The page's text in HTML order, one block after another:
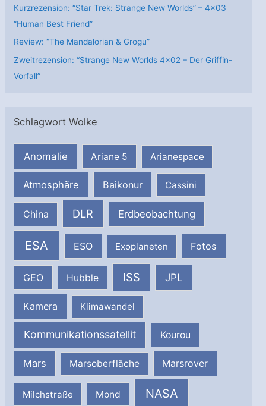
Kurzrezension: “Star Trek: Strange New Worlds” – 4×03
“Human Best Friend”
Review: “The Mandalorian & Grogu”
Zweitrezension: “Strange New Worlds 4×02 – Der Griffin-
Vorfall”
Schlagwort Wolke
Anomalie Ariane 5 Arianespace
Atmosphäre Baikonur Cassini
China DLR Erdbeobachtung
ESA ESO Exoplaneten Fotos
GEO Hubble ISS JPL
Kamera Klimawandel
Kommunikationssatellit Kourou
Mars Marsoberfläche Marsrover
Milchstraße Mond NASA